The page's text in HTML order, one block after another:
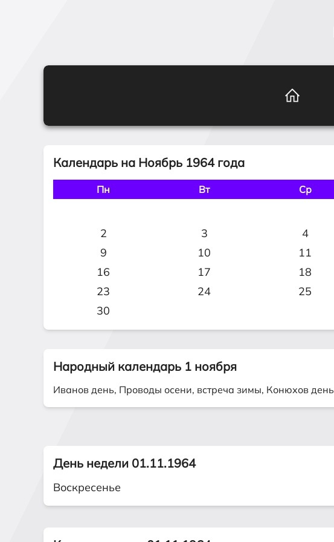
Календарь на Ноябрь 1964 года
Пн Вт Ср
2
3 4
9
10 11
16
17 18
23
24 25
30
Народный календарь 1 ноября
Иванов день, Проводы осени, встреча зимы, Конюхов день
День недели 01.11.1964
Воскресенье